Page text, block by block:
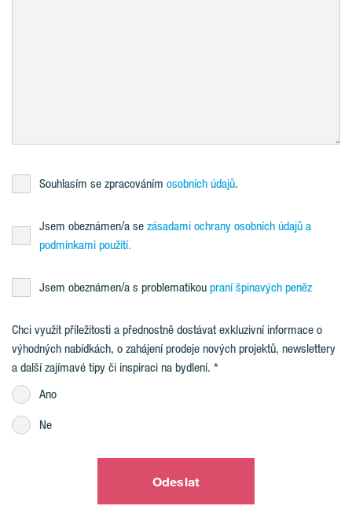
Souhlasím se zpracováním osobních údajů.
Jsem obeznámen/a se zásadami ochrany osobních údajů a
podmínkami použití.
Jsem obeznámen/a s problematikou praní špinavých peněz
Chci využít příležitosti a přednostně dostávat exkluzivní informace o
výhodných nabídkách, o zahájení prodeje nových projektů, newslettery
a další zajímavé tipy či inspiraci na bydlení.
Ano
Ne
Odeslat